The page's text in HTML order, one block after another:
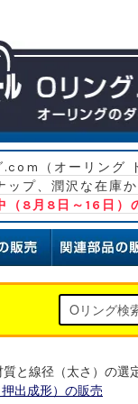
.com（オーリング
ップ、潤沢な在庫
（8月8日～16日）
質と線径（太さ）の選
出成形）の販売